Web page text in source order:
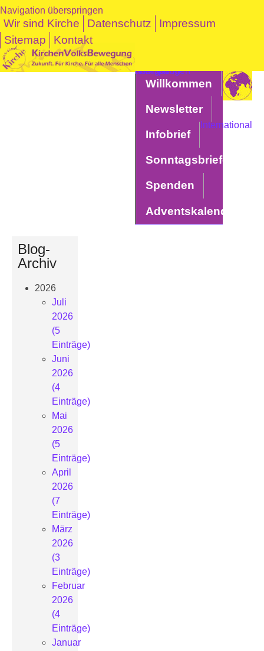
Navigation überspringen
Wir sind Kirche Datenschutz
Impressum
Sitemap
Kontakt
International
Navigation überspringen
Willkommen
Newsletter
Infobrief
Sonntagsbriefe
Spenden
Adventskalender
Blog-
Archiv
2026
Juli
2026
(5
Einträge)
Juni
2026
(4
Einträge)
Mai
2026
(5
Einträge)
April
2026
(7
Einträge)
März
2026
(3
Einträge)
Februar
2026
(4
Einträge)
Januar